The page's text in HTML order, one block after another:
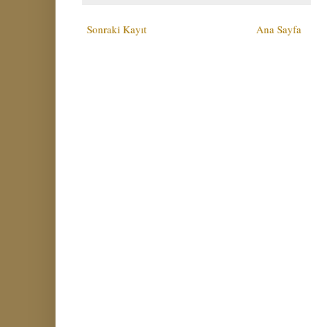
Sonraki Kayıt Ana Sayfa